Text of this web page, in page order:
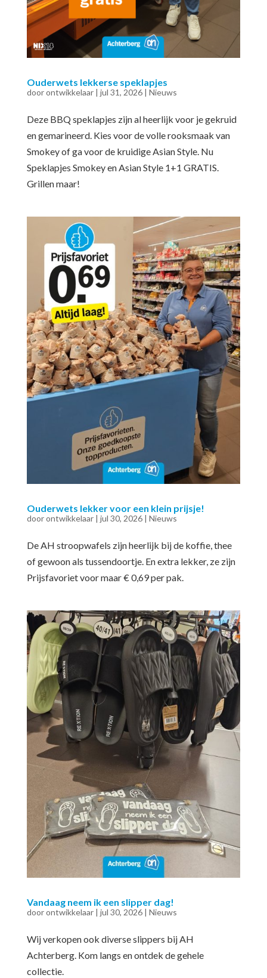
Ouderwets lekkerse speklapjes
doorontwikkelaar| jul 31, 2026| Nieuws
Deze BBQ speklapjes zijn al heerlijk voor je gekruid
en gemarineerd. Kies voor de volle rooksmaak van
Smokey of ga voor de kruidige Asian Style. Nu
Speklapjes Smokey en Asian Style 1+1 GRATIS.
Grillen maar!
Ouderwets lekker voor een klein prijsje!
doorontwikkelaar| jul 30, 2026| Nieuws
De AH stroopwafels zijn heerlijk bij de koffie, thee
of gewoon als tussendoortje. En extra lekker, ze zijn
Prijsfavoriet voor maar € 0,69 per pak.
Vandaag neem ik een slipper dag!
doorontwikkelaar| jul 30, 2026| Nieuws
Wij verkopen ook diverse slippers bij AH
Achterberg. Kom langs en ontdek de gehele
collectie.